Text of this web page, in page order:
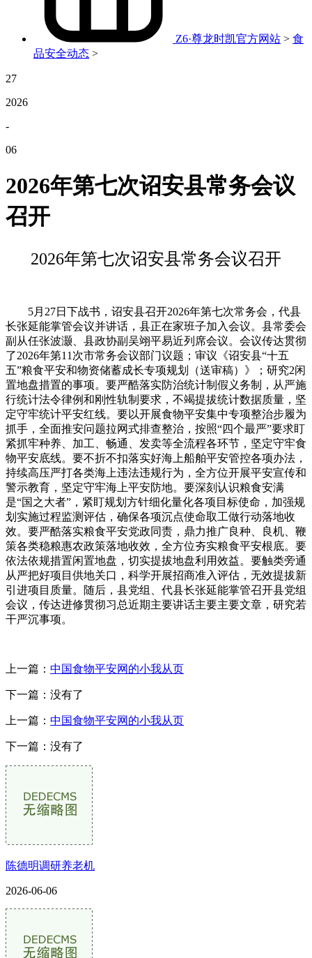
Z6·尊龙时凯官方网站 > 食
品安全动态 >
27
2026
-
06
2026年第七次诏安县常务会议
召开
2026年第七次诏安县常务会议召开
5月27日下战书，诏安县召开2026年第七次常务会，代县
长张延能掌管会议并讲话，县正在家班子加入会议。县常委会
副从任张波灏、县政协副吴翊平易近列席会议。会议传达贯彻
了2026年第11次市常务会议部门议题；审议《诏安县“十五
五”粮食平安和物资储蓄成长专项规划（送审稿）》；研究2闲
置地盘措置的事项。要严酷落实防治统计制假义务制，从严施
行统计法令律例和刚性轨制要求，不竭提拔统计数据质量，坚
定守牢统计平安红线。要以开展食物平安集中专项整治步履为
抓手，全面推安问题拉网式排查整治，按照“四个最严”要求盯
紧抓牢种养、加工、畅通、发卖等全流程各环节，坚定守牢食
物平安底线。要不折不扣落实好海上船舶平安管控各项办法，
持续高压严打各类海上违法违规行为，全方位开展平安宣传和
警示教育，坚定守牢海上平安防地。要深刻认识粮食安满
是“国之大者”，紧盯规划方针细化量化各项目标使命，加强规
划实施过程监测评估，确保各项沉点使命取工做行动落地收
效。要严酷落实粮食平安党政同责，鼎力推广良种、良机、鞭
策各类稳粮惠农政策落地收效，全方位夯实粮食平安根底。要
依法依规措置闲置地盘，切实提拔地盘利用效益。要触类旁通
从严把好项目供地关口，科学开展招商准入评估，无效提拔新
引进项目质量。随后，县党组、代县长张延能掌管召开县党组
会议，传达进修贯彻习总近期主要讲话主要主要文章，研究若
干严沉事项。
上一篇： 中国食物平安网的小我从页
下一篇：没有了
上一篇： 中国食物平安网的小我从页
下一篇：没有了
陈德明调研养老机
2026-06-06